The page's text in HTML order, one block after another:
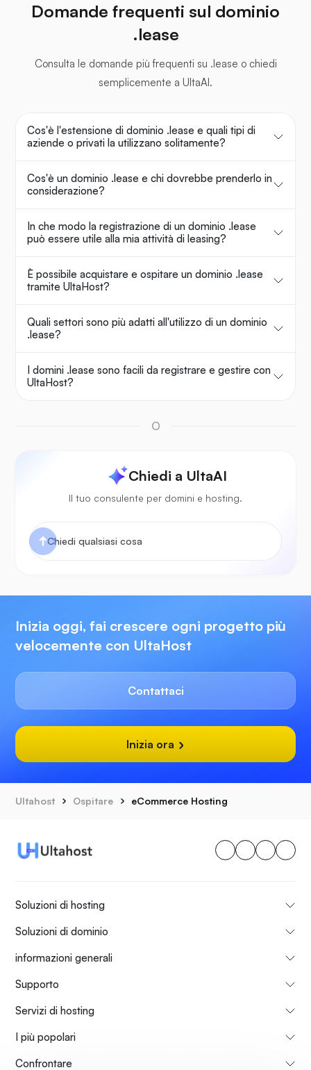
Domande frequenti sul dominio
.lease
Consulta le domande più frequenti su .lease o chiedi
semplicemente a UltaAI.
Cos'è l'estensione di dominio .lease e quali tipi di
aziende o privati la utilizzano solitamente?
Cos'è un dominio .lease e chi dovrebbe prenderlo in
considerazione?
In che modo la registrazione di un dominio .lease
può essere utile alla mia attività di leasing?
È possibile acquistare e ospitare un dominio .lease
tramite UltaHost?
Quali settori sono più adatti all'utilizzo di un dominio
.lease?
I domini .lease sono facili da registrare e gestire con
UltaHost?
O
Chiedi a UltaAI
Il tuo consulente per domini e hosting.
Inizia oggi, fai crescere ogni progetto più
velocemente con UltaHost
Contattaci
Inizia ora
Ultahost Ospitare eCommerce Hosting
Soluzioni di hosting
Soluzioni di dominio
informazioni generali
Supporto
Servizi di hosting
I più popolari
Confrontare